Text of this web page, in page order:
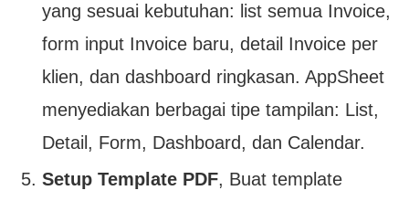
yang sesuai kebutuhan: list semua Invoice,
form input Invoice baru, detail Invoice per
klien, dan dashboard ringkasan. AppSheet
menyediakan berbagai tipe tampilan: List,
Detail, Form, Dashboard, dan Calendar.
Setup Template PDF, Buat template